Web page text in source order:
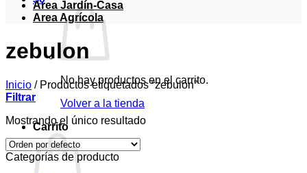
No hay productos en el carrito.
Volver a la tienda
Carrito
Area Jardín-Casa
Area Agrícola
zebulon
Inicio /Productos etiquetados “zebulon”
Filtrar
Mostrando el único resultado
Categorías de producto